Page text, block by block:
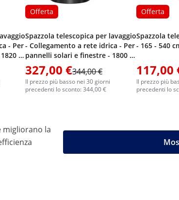
- Per
-
Offerta
Spazzola telescopica per lavaggio
- Collegamento a rete idrica - Per
pannelli solari e finestre - 1800 -
9050 mm
327,00 €344,00 €
Il prezzo più basso nei 30 giorni
precedenti lo sconto: 344,00 €
Offerta
Spazzola
- 165 - 540
117,00
Il prezzo più
precedenti lo
migliorano la